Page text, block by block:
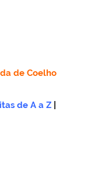
de Coelho
de A a Z